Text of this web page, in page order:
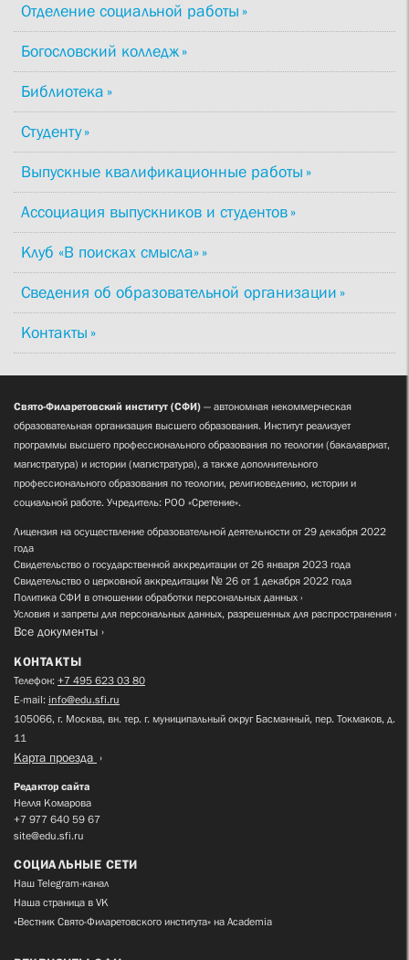
Отделение социальной работы
Богословский колледж
Библиотека
Студенту
Выпускные квалификационные работы
Ассоциация выпускников и студентов
Клуб «В поисках смысла»
Сведения об образовательной организации
Контакты
Свято-Филаретовский институт (СФИ) — автономная некоммерческая
образовательная организация высшего образования. Институт реализует
программы высшего профессионального образования по теологии (бакалавриат,
магистратура) и истории (магистратура), а также дополнительного
профессионального образования по теологии, религиоведению, истории и
социальной работе. Учредитель: РОО «Сретение».
Лицензия на осуществление образовательной деятельности от 29 декабря 2022
года
Свидетельство о государственной аккредитации от 26 января 2023 года
Свидетельство о церковной аккредитации № 26 от 1 декабря 2022 года
Политика СФИ в отношении обработки персональных данных
Условия и запреты для персональных данных, разрешенных для распространения
Все документы
КОНТАКТЫ
Телефон: +7 495 623 03 80
E-mail: info@edu.sfi.ru
105066, г. Москва, вн. тер. г. муниципальный округ Басманный, пер. Токмаков, д.
11
Карта проезда
Редактор сайта
Нелля Комарова
+7 977 640 59 67
site@edu.sfi.ru
СОЦИАЛЬНЫЕ СЕТИ
Наш Telegram-канал
Наша страница в VK
«Вестник Свято-Филаретовского института» на Academia